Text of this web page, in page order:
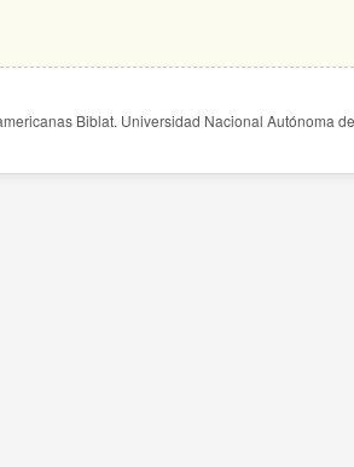
Biblat. Universidad Nacional Autónoma